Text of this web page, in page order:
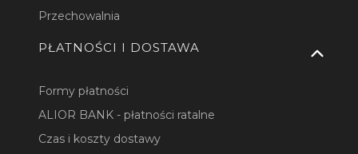
Przechowalnia
PŁATNOŚCI I DOSTAWA
Formy płatności
ALIOR BANK - płatności ratalne
Czas i koszty dostawy